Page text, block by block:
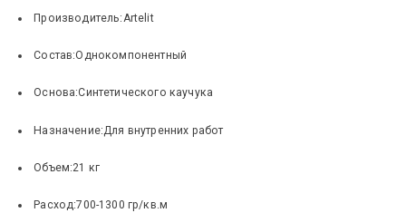
Производитель: Artelit
Состав:Однокомпонентный
Основа:Синтетического каучука
Назначение:Для внутренних работ
Объем:21 кг
Расход:700-1300 гр/кв.м